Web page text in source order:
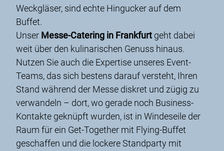
Weckgläser, sind echte Hingucker auf dem
Buffet.
Unser Messe-Catering in Frankfurt geht dabei
weit über den kulinarischen Genuss hinaus.
Nutzen Sie auch die Expertise unseres Event-
Teams, das sich bestens darauf versteht, Ihren
Stand während der Messe diskret und zügig zu
verwandeln – dort, wo gerade noch Business-
Kontakte geknüpft wurden, ist in Windeseile der
Raum für ein Get-Together mit Flying-Buffet
geschaffen und die lockere Standparty mit